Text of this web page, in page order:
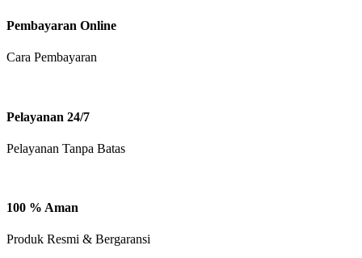
Pembayaran Online
Cara Pembayaran
Pelayanan 24/7
Pelayanan Tanpa Batas
100 % Aman
Produk Resmi & Bergaransi